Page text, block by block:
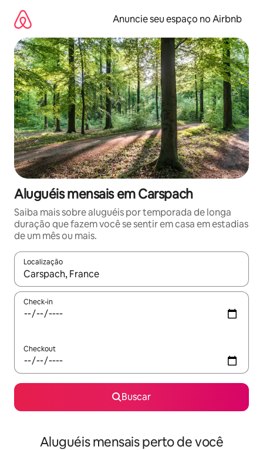
para
conteúdo
Anuncie seu espaço no Airbnb
Aluguéis mensais em Carspach
Saiba mais sobre aluguéis por temporada de longa
duração que fazem você se sentir em casa em estadias
de um mês ou mais.
Localização
Quando os resultados estiverem disponíveis, explore-os
Check-in
Checkout
Buscar
Aluguéis mensais perto de você